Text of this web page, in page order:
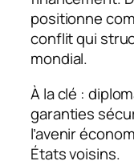
positionne
conflit qui
mondial.
À la clé :
garanties
l’avenir
États voisins.